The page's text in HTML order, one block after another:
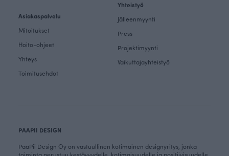
Asiakaspalvelu
Mitoitukset
Hoito-ohjeet
Yhteys
Toimitusehdot
Yhteistyö
Jälleenmyynti
Press
Projektimyynti
Vaikuttajayhteistyö
PAAPII DESIGN
PaaPii Design Oy on vastuullinen kotimainen designyritys, jonka